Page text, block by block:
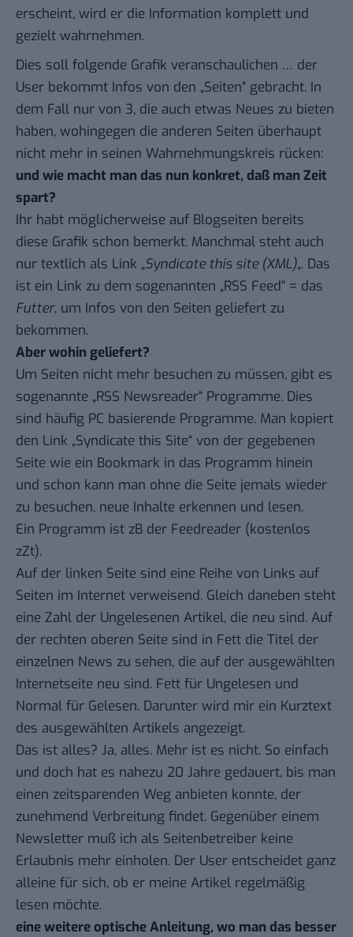
erscheint, wird er die Information komplett und
gezielt wahrnehmen.
Dies soll folgende Grafik veranschaulichen … der
User bekommt Infos von den „Seiten“ gebracht. In
dem Fall nur von 3, die auch etwas Neues zu bieten
haben, wohingegen die anderen Seiten überhaupt
nicht mehr in seinen Wahrnehmungskreis rücken:
und wie macht man das nun konkret, daß man Zeit
spart?
Ihr habt möglicherweise auf Blogseiten bereits
diese Grafik schon bemerkt. Manchmal steht auch
nur textlich als Link „Syndicate this site (XML)„. Das
ist ein Link zu dem sogenannten „RSS Feed“ = das
Futter, um Infos von den Seiten geliefert zu
bekommen.
Aber wohin geliefert?
Um Seiten nicht mehr besuchen zu müssen, gibt es
sogenannte „RSS Newsreader“ Programme. Dies
sind häufig PC basierende Programme. Man kopiert
den Link „Syndicate this Site“ von der gegebenen
Seite wie ein Bookmark in das Programm hinein
und schon kann man ohne die Seite jemals wieder
zu besuchen, neue Inhalte erkennen und lesen.
Ein Programm ist zB der Feedreader (kostenlos
zZt).
Auf der linken Seite sind eine Reihe von Links auf
Seiten im Internet verweisend. Gleich daneben steht
eine Zahl der Ungelesenen Artikel, die neu sind. Auf
der rechten oberen Seite sind in Fett die Titel der
einzelnen News zu sehen, die auf der ausgewählten
Internetseite neu sind. Fett für Ungelesen und
Normal für Gelesen. Darunter wird mir ein Kurztext
des ausgewählten Artikels angezeigt.
Das ist alles? Ja, alles. Mehr ist es nicht. So einfach
und doch hat es nahezu 20 Jahre gedauert, bis man
einen zeitsparenden Weg anbieten konnte, der
zunehmend Verbreitung findet. Gegenüber einem
Newsletter muß ich als Seitenbetreiber keine
Erlaubnis mehr einholen. Der User entscheidet ganz
alleine für sich, ob er meine Artikel regelmäßig
lesen möchte.
eine weitere optische Anleitung, wo man das besser